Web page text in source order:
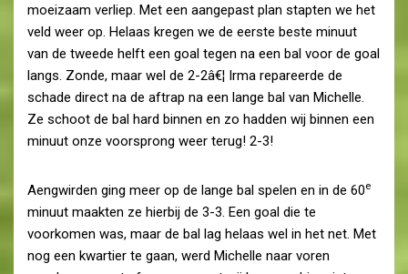
moeizaam verliep. Met een aangepast plan stapten we het
veld weer op. Helaas kregen we de eerste beste minuut
van de tweede helft een goal tegen na een bal voor de goal
langs. Zonde, maar wel de 2-2â€¦ Irma repareerde de
schade direct na de aftrap na een lange bal van Michelle.
Ze schoot de bal hard binnen en zo hadden wij binnen een
minuut onze voorsprong weer terug! 2-3!
Aengwirden ging meer op de lange bal spelen en in de 60e
minuut maakten ze hierbij de 3-3. Een goal die te
voorkomen was, maar de bal lag helaas wel in het net. Met
nog een kwartier te gaan, werd Michelle naar voren